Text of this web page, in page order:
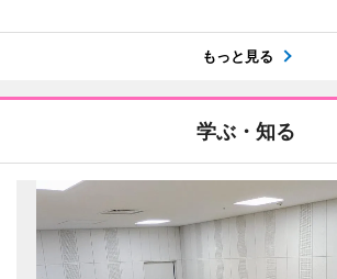
もっと見る
学ぶ・知る